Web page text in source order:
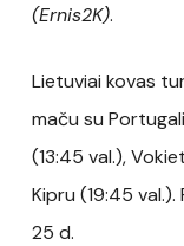
(Ernis2K).
Lietuviai kovas
maču su
(13:45 val.),
Kipru (19:45
25 d.